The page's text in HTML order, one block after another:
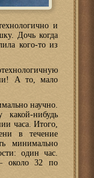
и
Дочь когда
кого-то из
А то, мало
научно.
нибудь
часа. Итого,
в течение
минимально
один час.
около 32 по